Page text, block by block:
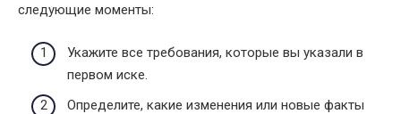
следующие моменты:
Укажите все требования, которые вы указали в
первом иске.
Определите, какие изменения или новые факты